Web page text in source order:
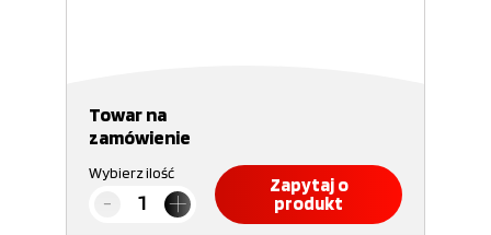
Towar na
zamówienie
Wybierz ilość
Zapytaj o
produkt